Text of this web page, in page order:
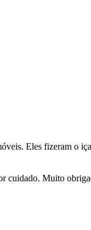
Eles fizeram o
cuidado. Muito